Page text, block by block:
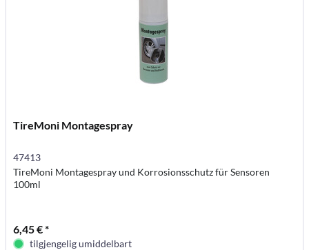
TireMoni Montagespray
47413
TireMoni Montagespray und Korrosionsschutz für Sensoren
100ml
6,45 € *
tilgjengelig umiddelbart